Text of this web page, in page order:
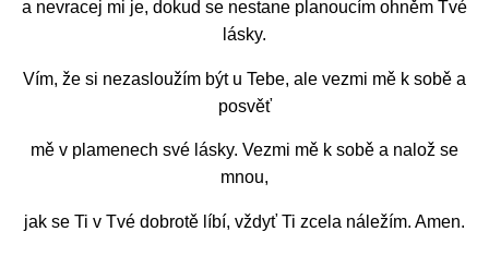
a nevracej mi je, dokud se nestane planoucím ohněm Tvé
lásky.
Vím, že si nezasloužím být u Tebe, ale vezmi mě k sobě a
posvěť
mě v plamenech své lásky. Vezmi mě k sobě a nalož se
mnou,
jak se Ti v Tvé dobrotě líbí, vždyť Ti zcela náležím. Amen.